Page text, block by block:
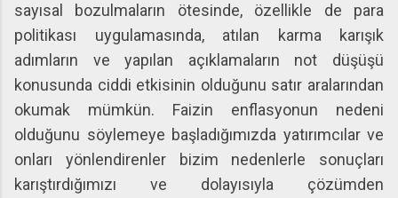
sayısal bozulmaların ötesinde, özellikle de para
politikası uygulamasında, atılan karma karışık
adımların ve yapılan açıklamaların not düşüşü
konusunda ciddi etkisinin olduğunu satır aralarından
okumak mümkün. Faizin enflasyonun nedeni
olduğunu söylemeye başladığımızda yatırımcılar ve
onları yönlendirenler bizim nedenlerle sonuçları
karıştırdığımızı ve dolayısıyla çözümden